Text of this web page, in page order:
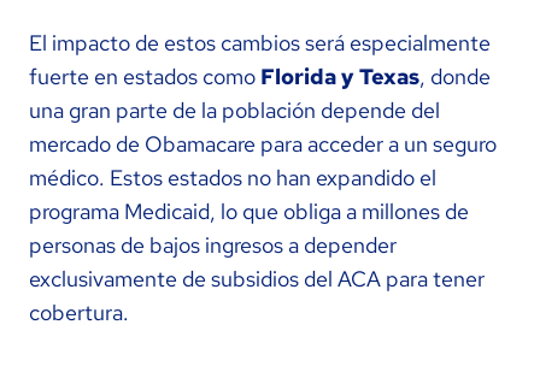
El impacto de estos cambios será especialmente
fuerte en estados como Florida y Texas, donde
una gran parte de la población depende del
mercado de Obamacare para acceder a un seguro
médico. Estos estados no han expandido el
programa Medicaid, lo que obliga a millones de
personas de bajos ingresos a depender
exclusivamente de subsidios del ACA para tener
cobertura.